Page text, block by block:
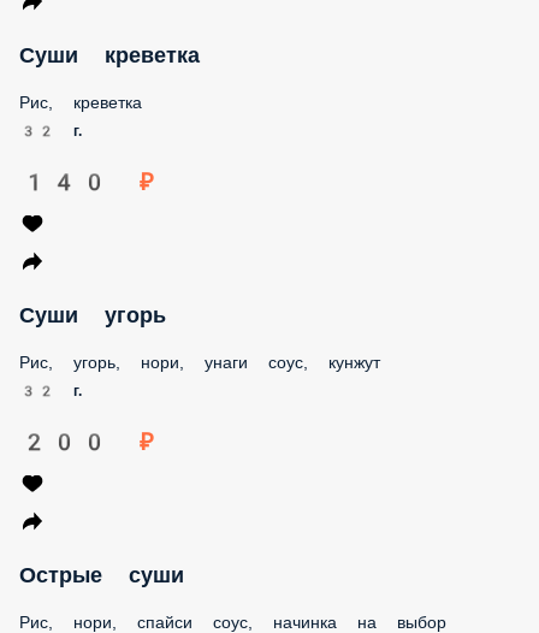
Суши креветка
Рис, креветка
32 г.
140 ₽
Суши угорь
Рис, угорь, нори, унаги соус, кунжут
32 г.
200 ₽
Острые суши
Рис, нори, спайси соус, начинка на выбор